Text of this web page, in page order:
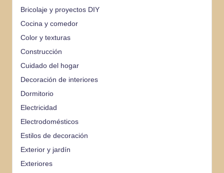
Bricolaje y proyectos DIY
Cocina y comedor
Color y texturas
Construcción
Cuidado del hogar
Decoración de interiores
Dormitorio
Electricidad
Electrodomésticos
Estilos de decoración
Exterior y jardín
Exteriores